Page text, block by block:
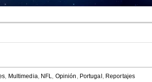
, Multimedia, NFL, Opinión , Portugal , Reportajes